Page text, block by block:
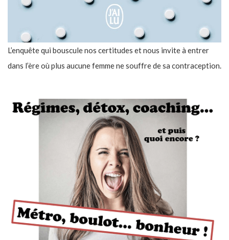
L’enquête qui bouscule nos certitudes et nous invite à entrer
dans l’ère où plus aucune femme ne souffre de sa contraception.